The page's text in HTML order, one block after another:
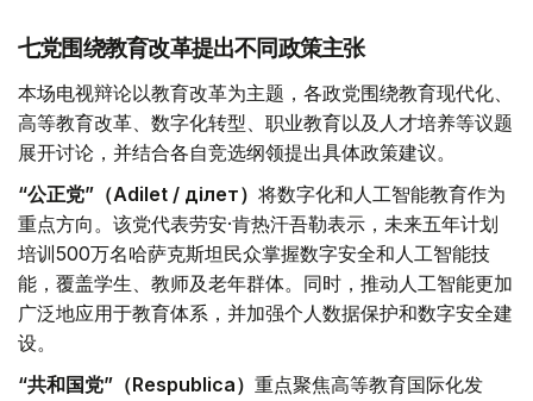
七党围绕教育改革提出不同政策主张
本场电视辩论以教育改革为主题，各政党围绕教育现代化、
高等教育改革、数字化转型、职业教育以及人才培养等议题
展开讨论，并结合各自竞选纲领提出具体政策建议。
“公正党”（Adilet / Әділет） 将数字化和人工智能教育作为
重点方向。该党代表劳安·肯热汗吾勒表示，未来五年计划
培训500万名哈萨克斯坦民众掌握数字安全和人工智能技
能，覆盖学生、教师及老年群体。同时，推动人工智能更加
广泛地应用于教育体系，并加强个人数据保护和数字安全建
设。
“共和国党”（Respublica） 重点聚焦高等教育国际化发